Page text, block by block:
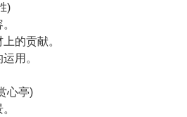
)
的贡献。
用。
心亭)